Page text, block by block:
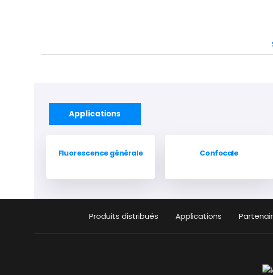
Applications
Fluorescence générale Confocale
Produits distribués Applications